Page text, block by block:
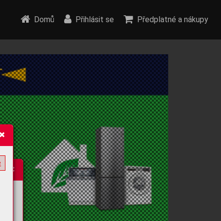
Domů Přihlásit se Předplatné a nákupy